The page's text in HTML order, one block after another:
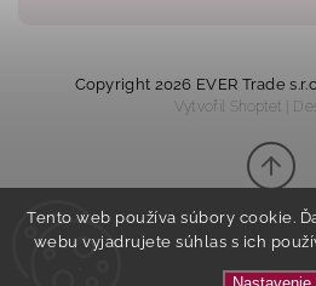
Tento web používa súbory cookie.
webu vyjadrujete súhlas s ich
Copyright 2026 EVER Trade
Vytvořil Shoptet |